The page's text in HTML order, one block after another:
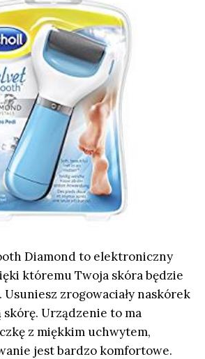
Diamond to elektroniczny
któremu Twoja skóra będzie
zrogowaciały naskórek
Urządzenie to ma
z miękkim uchwytem,
jest bardzo komfortowe.